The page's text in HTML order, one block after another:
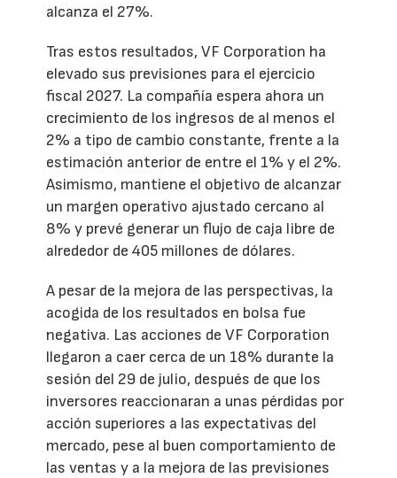
alcanza el 27%.
Tras estos resultados, VF Corporation ha
elevado sus previsiones para el ejercicio
fiscal 2027. La compañía espera ahora un
crecimiento de los ingresos de al menos el
2% a tipo de cambio constante, frente a la
estimación anterior de entre el 1% y el 2%.
Asimismo, mantiene el objetivo de alcanzar
un margen operativo ajustado cercano al
8% y prevé generar un flujo de caja libre de
alrededor de 405 millones de dólares.
A pesar de la mejora de las perspectivas, la
acogida de los resultados en bolsa fue
negativa. Las acciones de VF Corporation
llegaron a caer cerca de un 18% durante la
sesión del 29 de julio, después de que los
inversores reaccionaran a unas pérdidas por
acción superiores a las expectativas del
mercado, pese al buen comportamiento de
las ventas y a la mejora de las previsiones